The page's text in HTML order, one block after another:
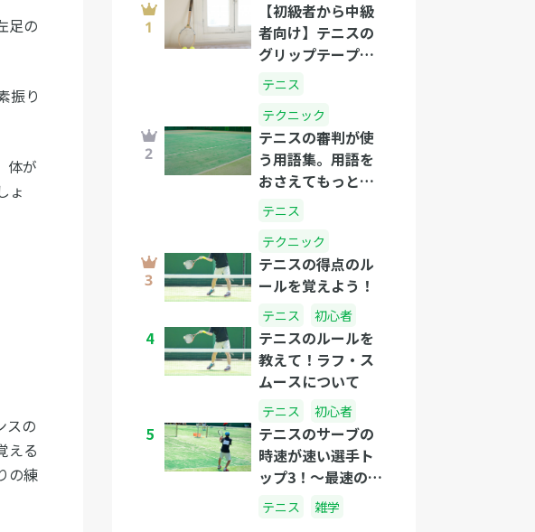
足の
振り
体が
ょ
スの
える
の練
【初級者から中級
者向け】テニスの
グリップテープの
正しい選び方と巻
き方
テニス
テクニック
テニスの審判が使
う用語集。用語を
おさえてもっとテ
ニスを楽しもう！
テニス
テクニック
テニスの得点のル
ールを覚えよう！
テニス 初心者
4
テニスのルールを
教えて！ラフ・ス
ムースについて
テニス 初心者
5
テニスのサーブの
時速が速い選手ト
ップ3！〜最速のプ
レイヤーは誰
だ？〜
テニス 雑学